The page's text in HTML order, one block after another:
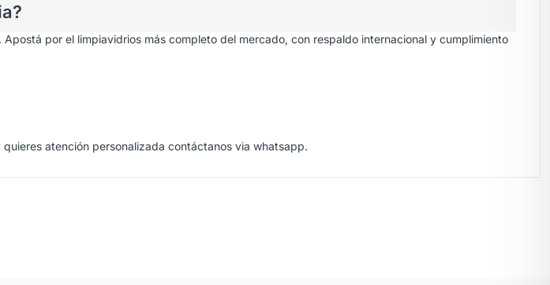
por el limpiavidrios más completo del mercado, con respaldo internacional y cumplimiento
atención personalizada contáctanos via whatsapp.